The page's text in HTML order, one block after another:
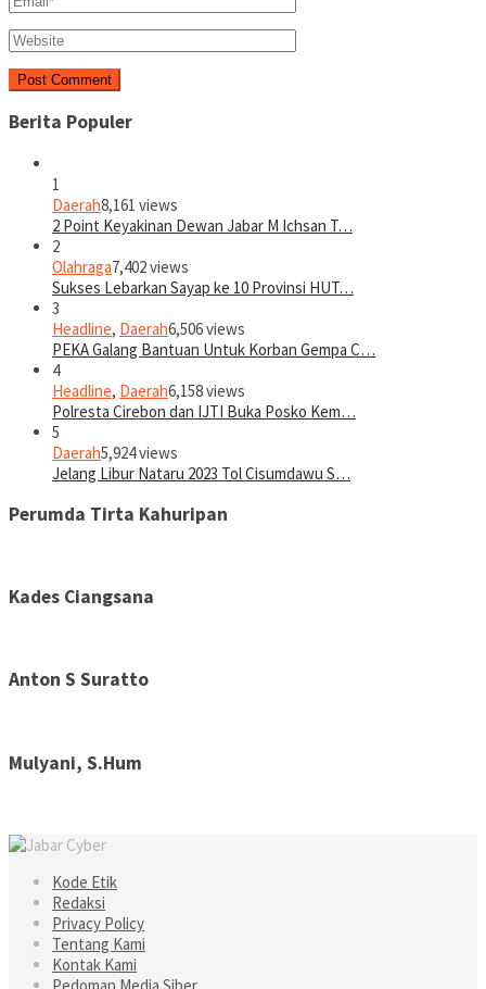
Berita Populer
1
Daerah8,161 views
2 Point Keyakinan Dewan Jabar M Ichsan T…
2
Olahraga7,402 views
Sukses Lebarkan Sayap ke 10 Provinsi HUT…
3
Headline, Daerah6,506 views
PEKA Galang Bantuan Untuk Korban Gempa C…
4
Headline, Daerah6,158 views
Polresta Cirebon dan IJTI Buka Posko Kem…
5
Daerah5,924 views
Jelang Libur Nataru 2023 Tol Cisumdawu S…
Perumda Tirta Kahuripan
Kades Ciangsana
Anton S Suratto
Mulyani, S.Hum
Kode Etik
Redaksi
Privacy Policy
Tentang Kami
Kontak Kami